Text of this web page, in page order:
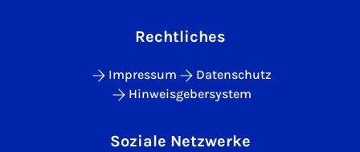
Rechtliches
Impressum
Datenschutz
Hinweisgebersystem
Soziale Netzwerke